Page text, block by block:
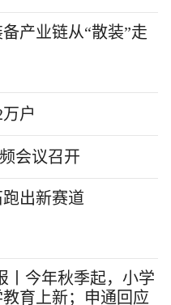
产业链从“散装”走
户
会议召开
出新赛道
丨今年秋季起，小学
育上新；申通回应